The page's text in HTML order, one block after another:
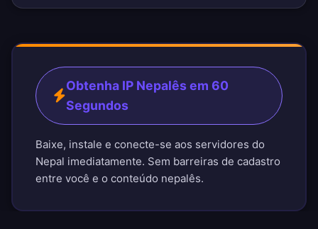
Obtenha IP Nepalês em 60
Segundos
Baixe, instale e conecte-se aos servidores do
Nepal imediatamente. Sem barreiras de cadastro
entre você e o conteúdo nepalês.